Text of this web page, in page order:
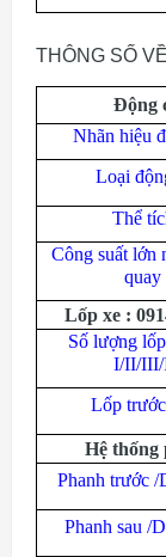
THÔNG SỐ
Động
Nhãn hiệu
Loại
Thể
Công suất lớn
quay
Lốp xe :
Số lượng
I/II/III/
Lốp
Hệ thống
Phanh trước /
Phanh sau /